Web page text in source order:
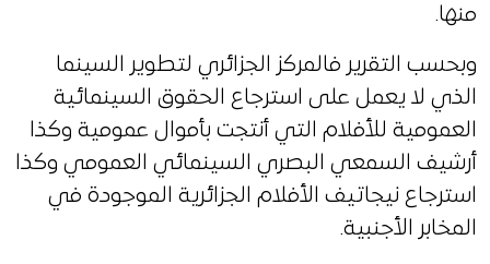
منها.
وبحسب التقرير فالمركز الجزائري لتطوير السينما
الذي لا يعمل على استرجاع الحقوق السينمائية
العمومية للأفلام التي أنتجت بأموال عمومية وكذا
أرشيف السمعي البصري السينمائي العمومي وكذا
استرجاع نيجاتيف الأفلام الجزائرية الموجودة في
المخابر الأجنبية.